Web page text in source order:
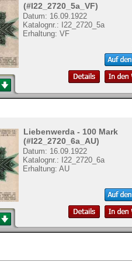
(#I22_2720_5a_VF)
Datum: 16.09.1922
Katalognr.: I22_2720_5a
Erhaltung: VF
Liebenwerda - 100 Mark
(#I22_2720_6a_AU)
Datum: 16.09.1922
Katalognr.: I22_2720_6a
Erhaltung: AU